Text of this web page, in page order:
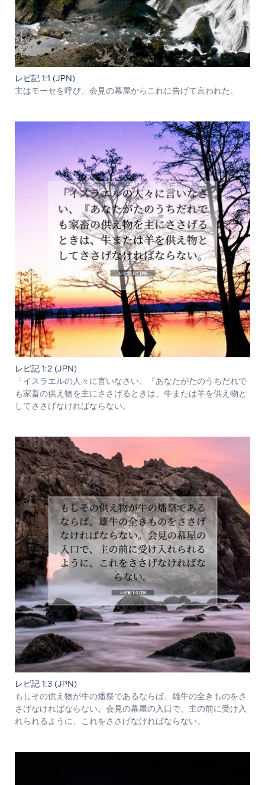
レビ記 1:1 (JPN)
主はモーセを呼び、会見の幕屋からこれに告げて言われた、
レビ記 1:2 (JPN)
「イスラエルの人々に言いなさい、『あなたがたのうちだれで
も家畜の供え物を主にささげるときは、牛または羊を供え物と
してささげなければならない。
レビ記 1:3 (JPN)
もしその供え物が牛の燔祭であるならば、雄牛の全きものをさ
さげなければならない。会見の幕屋の入口で、主の前に受け入
れられるように、これをささげなければならない。